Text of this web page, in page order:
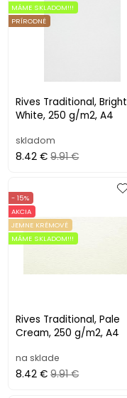
Rives Traditional, Bright
White, 250 g/m2, A4
MÁME SKLADOM!!!
PRÍRODNÉ
skladom
8.42 € 9.91 €
Rives Traditional, Pale
Cream, 250 g/m2, A4
- 15%
AKCIA
JEMNE KRÉMOVÉ
MÁME SKLADOM!!!
na sklade
8.42 € 9.91 €